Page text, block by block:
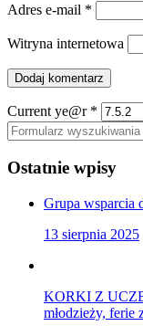
Adres e-mail *
Witryna internetowa
Current ye@r *
Ostatnie wpisy
Grupa wsparcia
13 sierpnia 2025
KORKI Z
młodzieży, ferie